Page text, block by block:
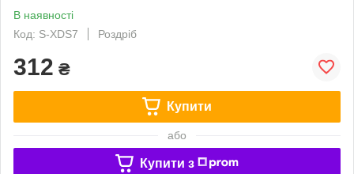
В наявності
Код: S-XDS7
Роздріб
312 ₴
Купити
або
Купити з